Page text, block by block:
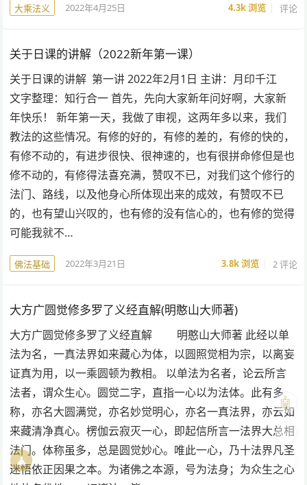
大乘法义 2022年4月25日 4.3k浏览 评论
关于日课的讲解（2022新年第一课）
关于日课的讲解 第一讲 2022年2月1日 主讲：月印千江
文字整理：知行合一 首先，先向大家新年问好啊，大家新
年快乐！ 新年第一天，我做了审视，这两年多以来，我们
教法的这些情况。有修的好的，有修的差的，有修的快的，
有修不动的，有进步很快、很神速的，也有很拼命修但是也
修不动的，有修得法喜充满，赞叹不已，对我们这个修行的
法门、路线，以及他身心所体现出来的成效，有赞叹不已
的，也有望山兴叹的，也有修的没有信心的，也有修的觉得
可能我就不…
佛法基础 2022年3月21日 3.8k浏览 2 评论
大方广圆觉修多罗了义经直解(明憨山大师著)
大方广圆觉修多罗了义经直解 明憨山大师著 此经以单
法为名，一真法界如来藏心为体，以圆照觉相为宗，以离妄
证真为用，以一乘圆顿为教相。 以单法为名者，论云所言
法者，谓众生心。圆觉二字，直指一心以为法体。此有多
称，亦名大圆满觉，亦名妙觉明心，亦名一真法界，亦云如
来藏清净真心。楞伽云寂灭一心，即起信所言一法界大总相
法门。体称虽多，总是圆觉妙心。唯此一心，乃十法界凡圣
迷悟依正因果之本。为诸佛之本源，号为法身；为众生之心
🌓
🧘
🤖
🎨